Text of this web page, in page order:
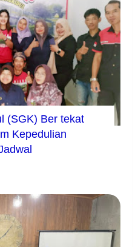
(SGK) Ber tekat
Kepedulian